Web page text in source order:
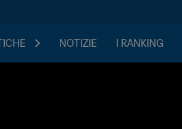
NOTIZIE I RANKING